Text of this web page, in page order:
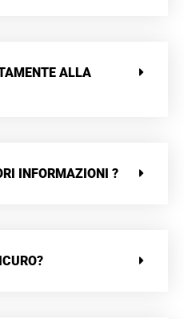
ALLA
INFORMAZIONI ?